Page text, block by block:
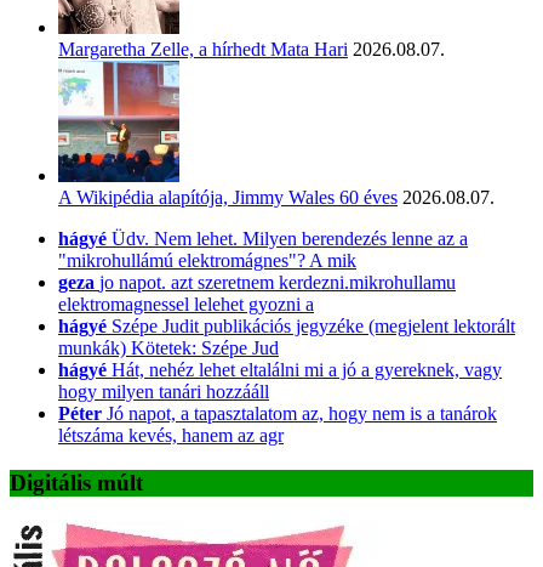
Margaretha Zelle, a hírhedt Mata Hari 2026.08.07.
A Wikipédia alapítója, Jimmy Wales 60 éves 2026.08.07.
hágyé Üdv. Nem lehet. Milyen berendezés lenne az a
"mikrohullámú elektromágnes"? A mik
geza jo napot. azt szeretnem kerdezni.mikrohullamu
elektromagnessel lelehet gyozni a
hágyé Szépe Judit publikációs jegyzéke (megjelent lektorált
munkák) Kötetek: Szépe Jud
hágyé Hát, nehéz lehet eltalálni mi a jó a gyereknek, vagy
hogy milyen tanári hozzááll
Péter Jó napot, a tapasztalatom az, hogy nem is a tanárok
létszáma kevés, hanem az agr
Digitális múlt